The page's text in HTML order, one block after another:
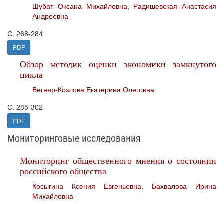
Шубат Оксана Михайловна, Радишевская Анастасия
Андреевна
С. 268-284
PDF
Обзор методик оценки экономики замкнутого
цикла
Вегнер-Козлова Екатерина Олеговна
С. 285-302
PDF
Мониторинговые исследования
Мониторинг общественного мнения о состоянии
российского общества
Косыгина Ксения Евгеньевна, Бахвалова Ирина
Михайловна